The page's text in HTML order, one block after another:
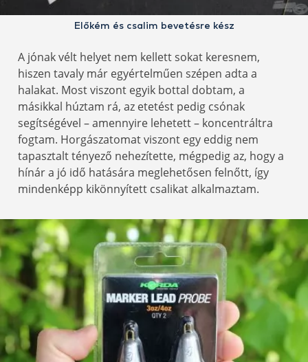
Előkém és csalim bevetésre kész
A jónak vélt helyet nem kellett sokat keresnem,
hiszen tavaly már egyértelműen szépen adta a
halakat. Most viszont egyik bottal dobtam, a
másikkal húztam rá, az etetést pedig csónak
segítségével – amennyire lehetett – koncentráltra
fogtam. Horgászatomat viszont egy eddig nem
tapasztalt tényező nehezítette, mégpedig az, hogy a
hínár a jó idő hatására meglehetősen felnőtt, így
mindenképp kikönnyített csalikat alkalmaztam.